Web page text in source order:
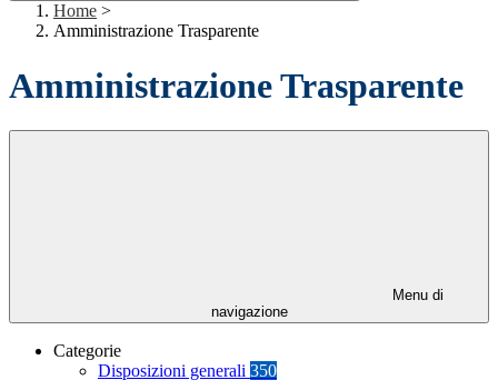
Home >
Amministrazione Trasparente
Amministrazione Trasparente
Menu di
navigazione
Categorie
Disposizioni generali 350